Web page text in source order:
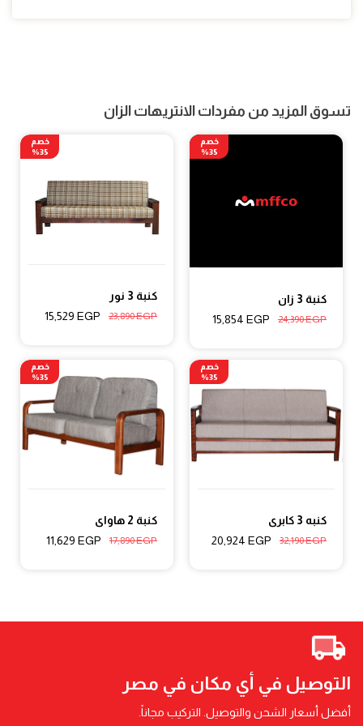
تسوق المزيد من مفردات الانتريهات الزان
كنبة 3 زان
24,390EGP
15,854 EGP
خصم
35%
كنبة 3 نور
23,890EGP
15,529 EGP
خصم
35%
كنبه 3 كابرى
32,190EGP
20,924 EGP
خصم
35%
كنبة 2 هاواى
17,890EGP
11,629 EGP
خصم
35%
التوصيل في أي مكان في مصر
أفضل أسعار الشحن والتوصيل. التركيب مجاناً.